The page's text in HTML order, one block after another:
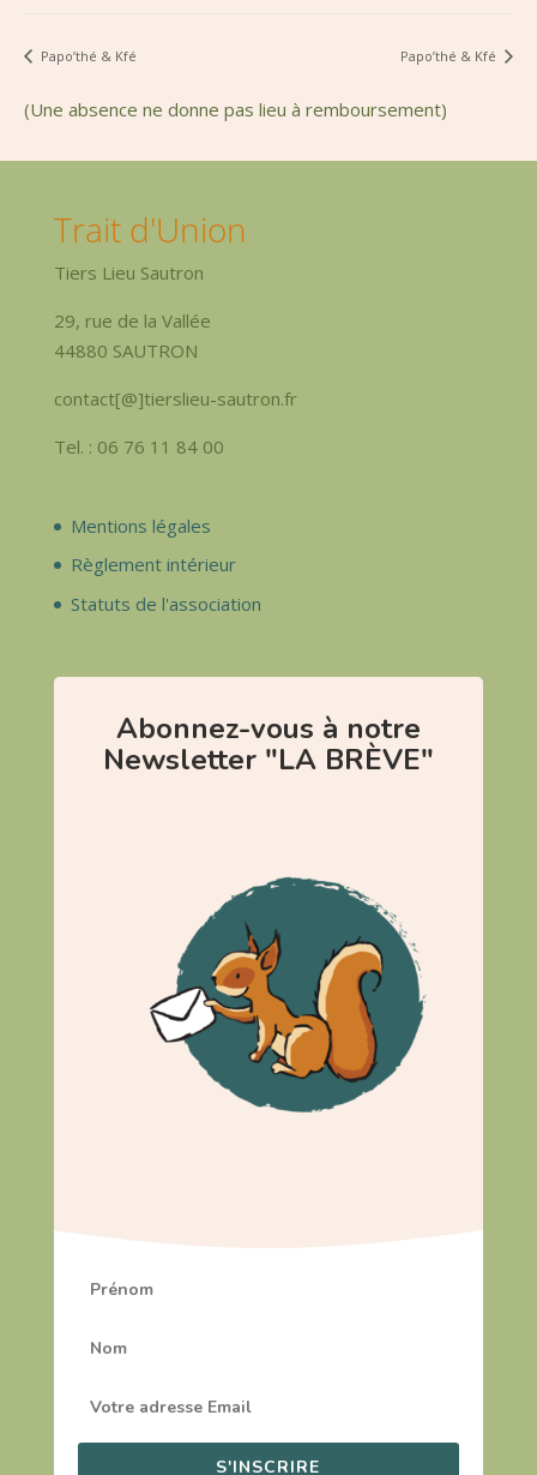
Papo’thé & Kfé Papo’thé & Kfé
(Une absence ne donne pas lieu à remboursement)
Trait d'Union
Tiers Lieu Sautron
29, rue de la Vallée
44880 SAUTRON
contact[@]tierslieu-sautron.fr
Tel. : 06 76 11 84 00
Mentions légales
Règlement intérieur
Statuts de l'association
Abonnez-vous à notre
Newsletter "LA BRÈVE"
S'INSCRIRE